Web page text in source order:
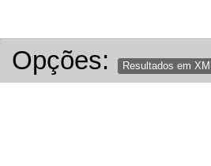
Opções: Resultados em XML